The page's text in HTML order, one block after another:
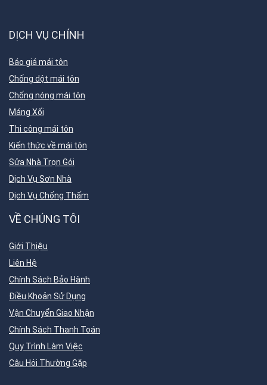
DỊCH VỤ CHÍNH
Báo giá mái tôn
Chống dột mái tôn
Chống nóng mái tôn
Máng Xối
Thi công mái tôn
Kiến thức về mái tôn
Sửa Nhà Trọn Gói
Dịch Vụ Sơn Nhà
Dịch Vụ Chống Thấm
VỀ CHÚNG TÔI
Giới Thiệu
Liên Hệ
Chính Sách Bảo Hành
Điều Khoản Sử Dụng
Vận Chuyển Giao Nhận
Chính Sách Thanh Toán
Quy Trình Làm Việc
Câu Hỏi Thường Gặp